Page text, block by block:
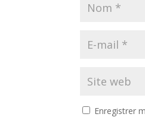
Enregistrer